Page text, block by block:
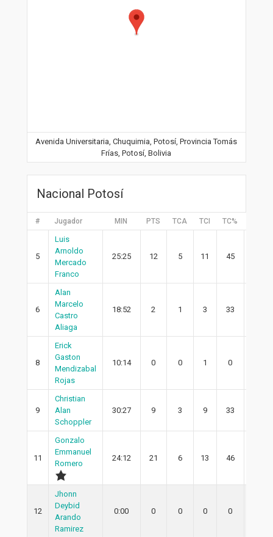
Avenida Universitaria, Chuquimia, Potosí, Provincia Tomás
Frías, Potosí, Bolivia
Nacional Potosí
# Jugador MIN PTS TCA TCI TC%
5
Luis
Arnoldo
Mercado
Franco
25:25 12 5 11 45
6
Alan
Marcelo
Castro
Aliaga
18:52 2 1 3 33
8
Erick
Gaston
Mendizabal
Rojas
10:14 0 0 1 0
9
Christian
Alan
Schoppler
30:27 9 3 9 33
11
Gonzalo
Emmanuel
Romero
24:12 21 6 13 46
12
Jhonn
Deybid
Arando
Ramirez
0:00 0 0 0 0